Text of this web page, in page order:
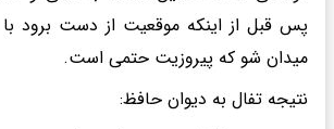
پس قبل از اینکه موقعیت از دست برود
میدان شو که پیروزیت حتمی است.
نتیجه تفال به دیوان حافظ: